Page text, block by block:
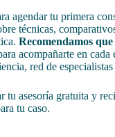
agendar tu primera
técnicas,
Recomendamos
acompañarte en cada
red de
tu asesoría gratuita y
tu caso.